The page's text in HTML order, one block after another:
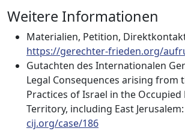
Weitere Informationen
Materialien, Petition,
https://gerechter-frieden.org/
Gutachten des Internationalen
Legal Consequences arising from
Practices of Israel in the Occupied
Territory, including East Jerusalem:
cij.org/case/186